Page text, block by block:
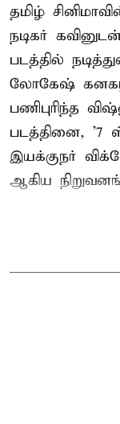
தமிழ்
நடிகர்
படத்தில்
லோகேஷ்
பணிபுரிந்த
படத்தினை, '7
இயக்குநர்
ஆகிய